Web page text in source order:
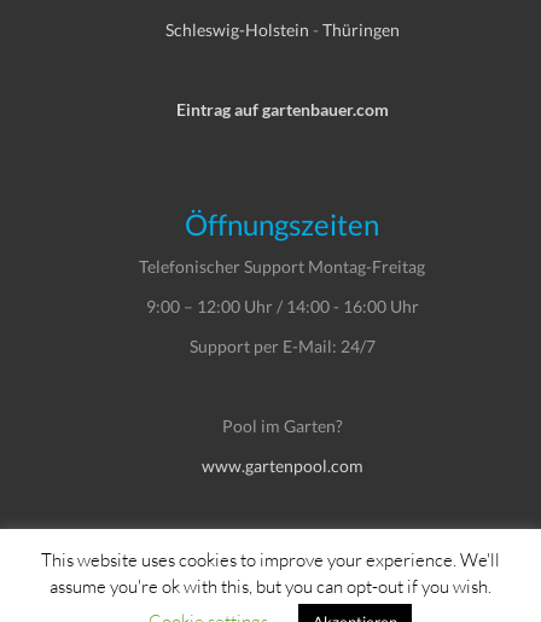
Schleswig-Holstein - Thüringen
Eintrag auf gartenbauer.com
Öffnungszeiten
Telefonischer Support Montag-Freitag
9:00 – 12:00 Uhr / 14:00 - 16:00 Uhr
Support per E-Mail: 24/7
Pool im Garten?
www.gartenpool.com
Copyright © Dein Service GmbH
This website uses cookies to improve your experience. We'll
assume you're ok with this, but you can opt-out if you wish.